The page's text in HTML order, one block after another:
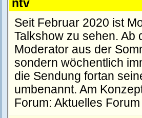
ntv
Seit Februar 2020 ist
Talkshow zu sehen. Ab
Moderator aus der
sondern wöchentlich
die Sendung fortan
umbenannt. Am
Forum: Aktuelles Forum